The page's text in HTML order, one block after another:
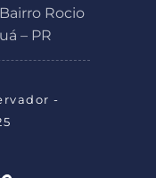
Rocio
– PR
-